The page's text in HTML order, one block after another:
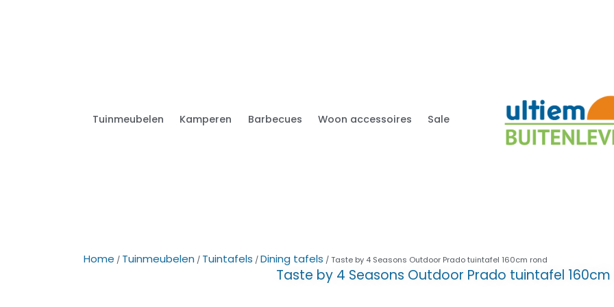
Tuinmeubelen Kamperen Barbecues Woon accessoires Sale
Home / Tuinmeubelen / Tuintafels /Dining tafels / Taste by 4 Seasons Outdoor Prado tuintafel 160cm rond
Taste by 4 Seasons Outdoor Prado tuintafel